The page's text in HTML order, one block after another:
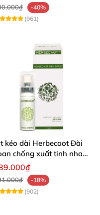
-40%
(961)
kéo dài Herbecaot Đài
chống xuất tinh nhanh
quả
-18%
(902)